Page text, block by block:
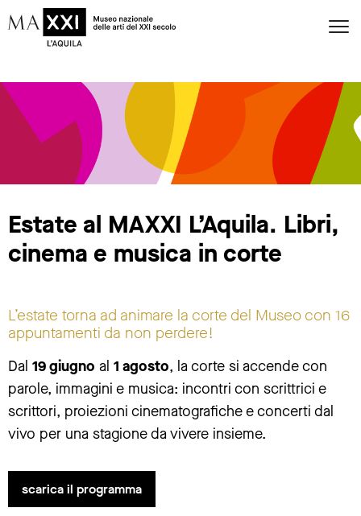
Estate al MAXXI L’Aquila. Libri,
cinema e musica in corte
L’estate torna ad animare la corte del Museo con 16
appuntamenti da non perdere!
Dal 19 giugno al 1 agosto, la corte si accende con
parole, immagini e musica: incontri con scrittrici e
scrittori, proiezioni cinematografiche e concerti dal
vivo per una stagione da vivere insieme.
scarica il programma